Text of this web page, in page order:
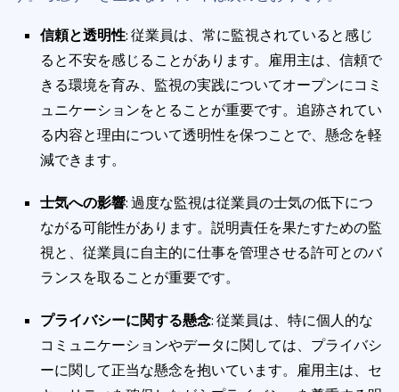
信頼と透明性: 従業員は、常に監視されていると感じ
ると不安を感じることがあります。雇用主は、信頼で
きる環境を育み、監視の実践についてオープンにコミ
ュニケーションをとることが重要です。追跡されてい
る内容と理由について透明性を保つことで、懸念を軽
減できます。
士気への影響: 過度な監視は従業員の士気の低下につ
ながる可能性があります。説明責任を果たすための監
視と、従業員に自主的に仕事を管理させる許可とのバ
ランスを取ることが重要です。
プライバシーに関する懸念: 従業員は、特に個人的な
コミュニケーションやデータに関しては、プライバシ
ーに関して正当な懸念を抱いています。雇用主は、セ